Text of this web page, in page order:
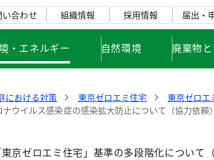
い合わせ 組織情報 採用情報 届出・
・エネルギー 自然環境 廃棄物
における対策 東京ゼロエミ住宅
東京ゼロエ
ウイルス感染症の感染拡大防止について（協力依頼）
東京ゼロエミ住宅」基準の多段階化について